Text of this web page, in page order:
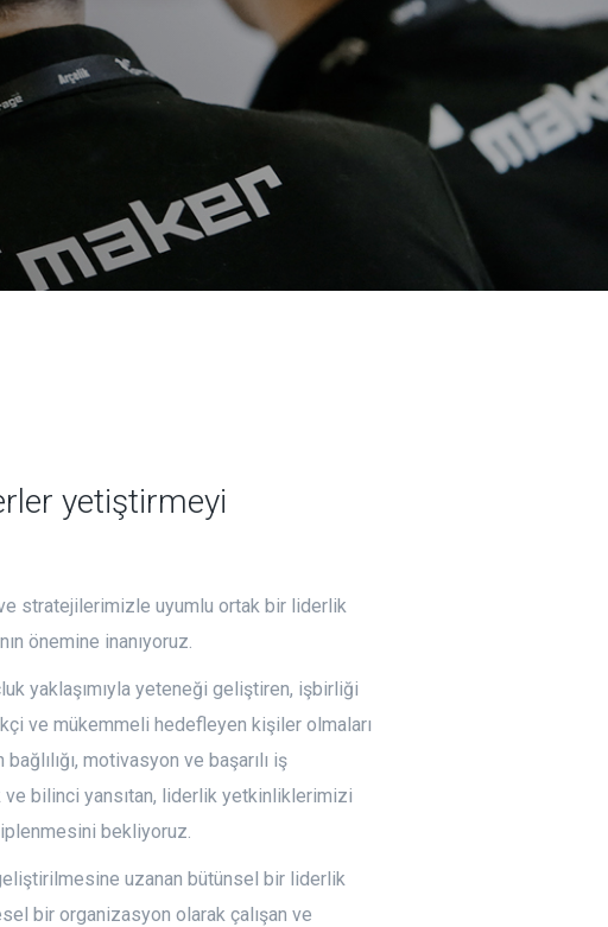
yetiştirmeyi
stratejilerimizle uyumlu ortak bir liderlik
önemine inanıyoruz.
yaklaşımıyla yeteneği geliştiren, işbirliği
ve mükemmeli hedefleyen kişiler olmaları
motivasyon ve başarılı iş
bilinci yansıtan, liderlik yetkinliklerimizi
bekliyoruz.
uzanan bütünsel bir liderlik
bir organizasyon olarak çalışan ve